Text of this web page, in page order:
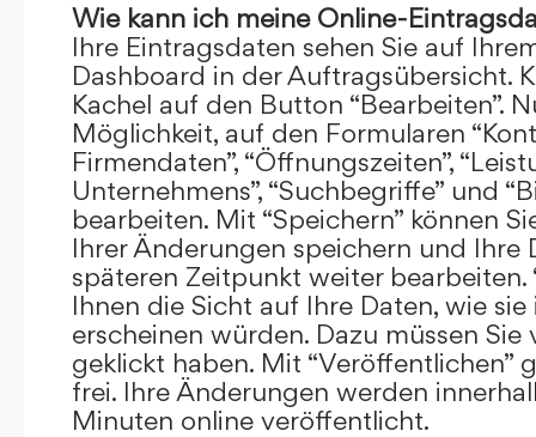
Wie kann ich meine Online-
Ihre Eintragsdaten sehen Sie auf
Dashboard in der Auftragsübersicht.
Kachel auf den Button “Bearbeiten”.
Möglichkeit, auf den Formularen
Firmendaten”, “Öffnungszeiten”,
Unternehmens”, “Suchbegriffe” und
bearbeiten. Mit “Speichern” können
Ihrer Änderungen speichern und Ihre
späteren Zeitpunkt weiter bearbeiten.
Ihnen die Sicht auf Ihre Daten, wie
erscheinen würden. Dazu müssen Sie
geklickt haben. Mit “Veröffentlichen”
frei. Ihre Änderungen werden
Minuten online veröffentlicht.